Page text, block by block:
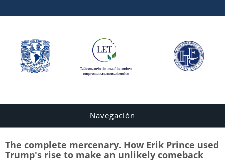
Navegación
The complete mercenary. How Erik Prince used
Trump's rise to make an unlikely comeback